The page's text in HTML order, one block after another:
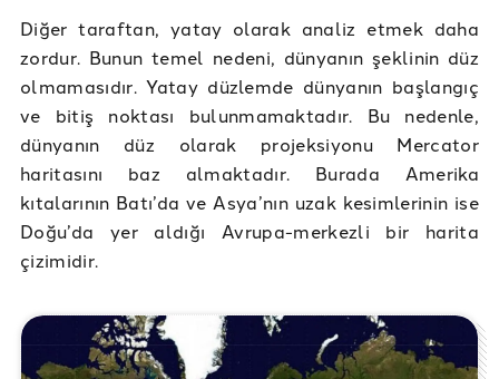
Diğer taraftan, yatay olarak analiz etmek daha
zordur. Bunun temel nedeni, dünyanın şeklinin düz
olmamasıdır. Yatay düzlemde dünyanın başlangıç
ve bitiş noktası bulunmamaktadır. Bu nedenle,
dünyanın düz olarak projeksiyonu Mercator
haritasını baz almaktadır. Burada Amerika
kıtalarının Batı’da ve Asya’nın uzak kesimlerinin ise
Doğu’da yer aldığı Avrupa-merkezli bir harita
çizimidir.